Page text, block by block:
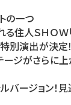
の一つ
住人ＳＨＯＷ
特別演出が決定
ジがさらに
バージョン！